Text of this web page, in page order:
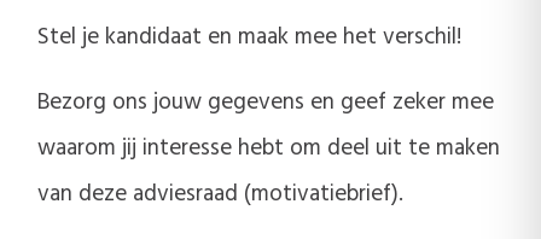
Stel je kandidaat en maak mee het verschil!
Bezorg ons jouw gegevens en geef zeker mee
waarom jij interesse hebt om deel uit te maken
van deze adviesraad (motivatiebrief).